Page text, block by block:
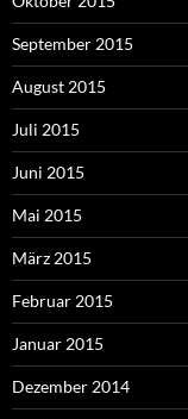
September 2015
August 2015
Juli 2015
Juni 2015
Mai 2015
März 2015
Februar 2015
Januar 2015
Dezember 2014